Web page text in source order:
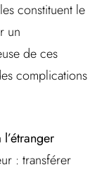
constituent le
un
de ces
complications
: transférer